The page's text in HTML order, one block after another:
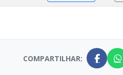
COMPARTILHAR: